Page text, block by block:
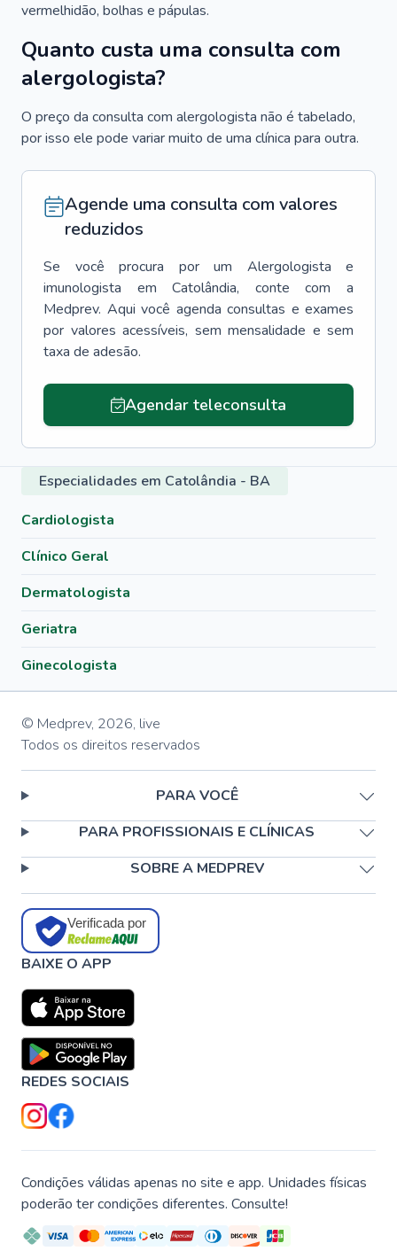
vermelhidão, bolhas e pápulas.
Quanto custa uma consulta com
alergologista?
O preço da consulta com alergologista não é tabelado,
por isso ele pode variar muito de uma clínica para outra.
Agende uma consulta com valores
reduzidos
Se você procura por um
Alergologista e
imunologista
em Catolândia, conte com a
Medprev. Aqui você agenda consultas e exames
por valores acessíveis, sem mensalidade e sem
taxa de adesão.
Agendar teleconsulta
Especialidades em Catolândia - BA
Cardiologista
Clínico Geral
Dermatologista
Geriatra
Ginecologista
© Medprev, 2026, live
Todos os direitos reservados
PARA VOCÊ
PARA PROFISSIONAIS E CLÍNICAS
SOBRE A MEDPREV
Verificada por
BAIXE O APP
REDES SOCIAIS
Condições válidas apenas no site e app. Unidades físicas
poderão ter condições diferentes. Consulte!